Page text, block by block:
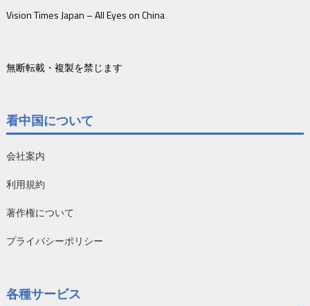
Vision Times Japan – All Eyes on China
無断転載・複製を禁じます
看中国について
会社案内
利用規約
著作権について
プライバシーポリシー
各種サービス